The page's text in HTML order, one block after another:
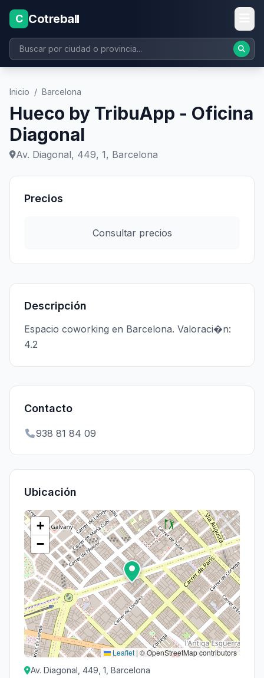
C Cotreball
Inicio / Barcelona
Hueco by TribuApp - Oficina
Diagonal
Av. Diagonal, 449, 1, Barcelona
Precios
Consultar precios
Descripción
Espacio coworking en Barcelona. Valoraci�n:
4.2
Contacto
938 81 84 09
Ubicación
+
−
Leaflet | © OpenStreetMap contributors
Av. Diagonal, 449, 1, Barcelona